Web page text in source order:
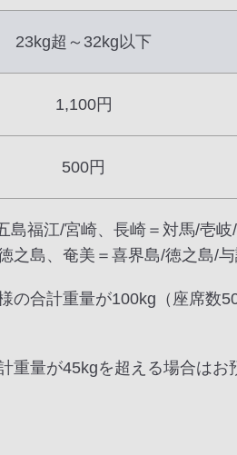
23kg超～32kg以下
1,100円
500円
福江/宮崎、長崎＝対馬/壱
之島、奄美＝喜界島/徳之島/
の合計重量が100kg（座席数
量が45kgを超える場合はお